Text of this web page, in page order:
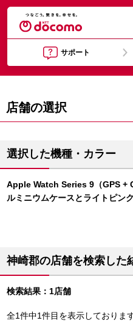
サポート
店舗の選択
選択した機種・カラー
Apple Watch Series 9（GPS +
ルミニウムケースとライトピン
神崎郡の店舗を検索した
検索結果：1店舗
全1件中1件目を表示しておりま